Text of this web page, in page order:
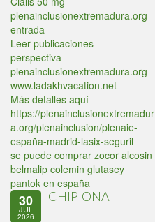
plenainclusionextremadura.org
entrada
Leer publicaciones
perspectiva
plenainclusionextremadura.org
www.ladakhvacation.net
Más detalles aquí
https://plenainclusionextremadur
a.org/plenainclusion/plenaie-
españa-madrid-lasix-seguril
se puede comprar zocor alcosin
belmalip colemin glutasey
pantok en españa
30
JUL
2026
CHIPIONA